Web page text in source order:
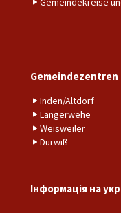
Gemeindezentren
Inden/Altdorf
Langerwehe
Weisweiler
Dürwiß
Інформація на